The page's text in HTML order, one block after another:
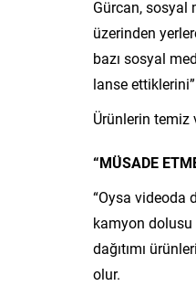
Gürcan, sosyal
üzerinden
bazı sosyal
lanse
Ürünlerin temiz
“MÜSADE
“Oysa videoda
kamyon dolusu
dağıtımı
olur.